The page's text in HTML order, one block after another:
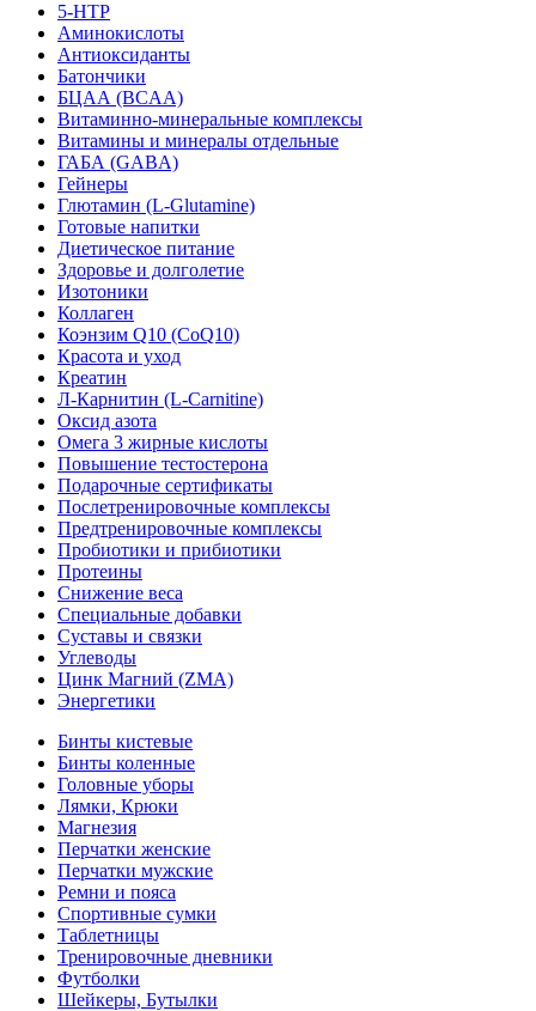
5-HTP
Аминокислоты
Антиоксиданты
Батончики
БЦАА (BCAA)
Витаминно-минеральные комплексы
Витамины и минералы отдельные
ГАБА (GABA)
Гейнеры
Глютамин (L-Glutamine)
Готовые напитки
Диетическое питание
Здоровье и долголетие
Изотоники
Коллаген
Коэнзим Q10 (CoQ10)
Красота и уход
Креатин
Л-Карнитин (L-Сarnitine)
Оксид азота
Омега 3 жирные кислоты
Повышение тестостерона
Подарочные сертификаты
Послетренировочные комплексы
Предтренировочные комплексы
Пробиотики и прибиотики
Протеины
Снижение веса
Специальные добавки
Суставы и связки
Углеводы
Цинк Магний (ZMA)
Энергетики
Бинты кистевые
Бинты коленные
Головные уборы
Лямки, Крюки
Магнезия
Перчатки женские
Перчатки мужские
Ремни и пояса
Спортивные сумки
Таблетницы
Тренировочные дневники
Футболки
Шейкеры, Бутылки